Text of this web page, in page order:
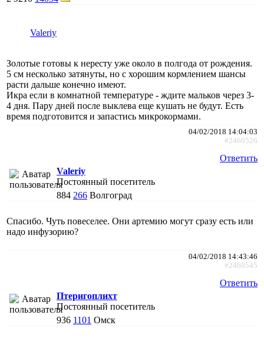
Valeriy
Золотые готовы к нересту уже около в полгода от рождения.
5 см несколько затянуты, но с хорошим кормлением шансы
расти дальше конечно имеют.
Икра если в комнатной температуре - ждите мальков через 3-
4 дня. Пару дней после выклева еще кушать не будут. Есть
время подготовится и запастись микрокормами.
04/02/2018 14:04:03
#2460526
Ответить
Valeriy
Постоянный посетитель
884 266 Волгоград
Спасибо. Чуть повеселее. Они артемию могут сразу есть или
надо инфузорию?
04/02/2018 14:43:46
#2460545
Ответить
Птеригоплихт
Постоянный посетитель
936 1101 Омск